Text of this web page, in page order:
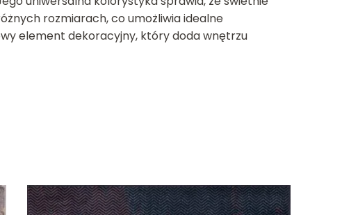
rozmiarach, co umożliwia idealne
element dekoracyjny, który doda wnętrzu